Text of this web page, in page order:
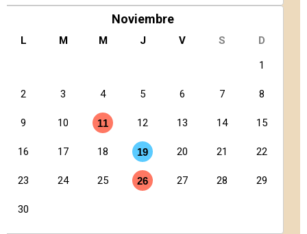
Noviembre
L M M J V S
D
1
2 3 4 5 6 7 8
9 10 11 12 13 14 15
16 17 18 19 20 21 22
23 24 25 26 27 28 29
30